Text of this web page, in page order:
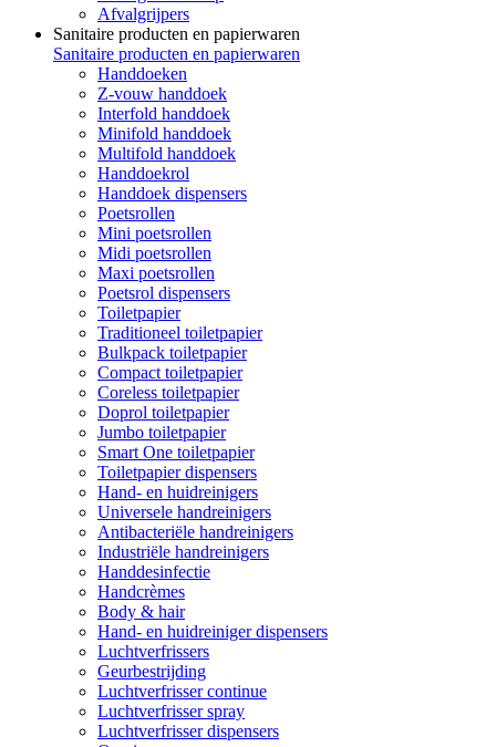
Afvalgrijpers
Sanitaire producten en papierwaren
Sanitaire producten en papierwaren
Handdoeken
Z-vouw handdoek
Interfold handdoek
Minifold handdoek
Multifold handdoek
Handdoekrol
Handdoek dispensers
Poetsrollen
Mini poetsrollen
Midi poetsrollen
Maxi poetsrollen
Poetsrol dispensers
Toiletpapier
Traditioneel toiletpapier
Bulkpack toiletpapier
Compact toiletpapier
Coreless toiletpapier
Doprol toiletpapier
Jumbo toiletpapier
Smart One toiletpapier
Toiletpapier dispensers
Hand- en huidreinigers
Universele handreinigers
Antibacteriële handreinigers
Industriële handreinigers
Handdesinfectie
Handcrèmes
Body & hair
Hand- en huidreiniger dispensers
Luchtverfrissers
Geurbestrijding
Luchtverfrisser continue
Luchtverfrisser spray
Luchtverfrisser dispensers